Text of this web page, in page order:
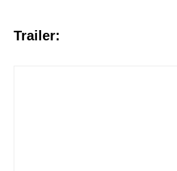
Trailer: